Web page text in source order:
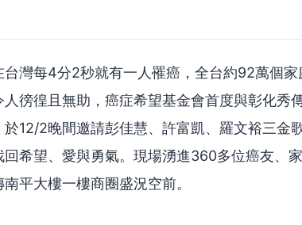
台灣每4分2秒就有一人罹癌，全台約92萬個
徬徨且無助，癌症希望基金會首度與彰化秀
於12/2晚間邀請彭佳慧、許富凱、羅文裕三金
希望、愛與勇氣。現場湧進360多位癌友、
平大樓一樓商圈盛況空前。